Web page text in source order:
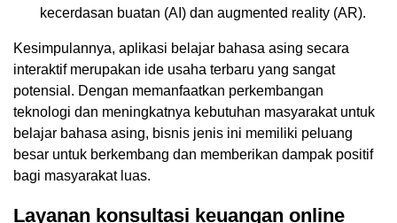
kecerdasan buatan (AI) dan augmented reality (AR).
Kesimpulannya, aplikasi belajar bahasa asing secara
interaktif merupakan ide usaha terbaru yang sangat
potensial. Dengan memanfaatkan perkembangan
teknologi dan meningkatnya kebutuhan masyarakat untuk
belajar bahasa asing, bisnis jenis ini memiliki peluang
besar untuk berkembang dan memberikan dampak positif
bagi masyarakat luas.
Layanan konsultasi keuangan online